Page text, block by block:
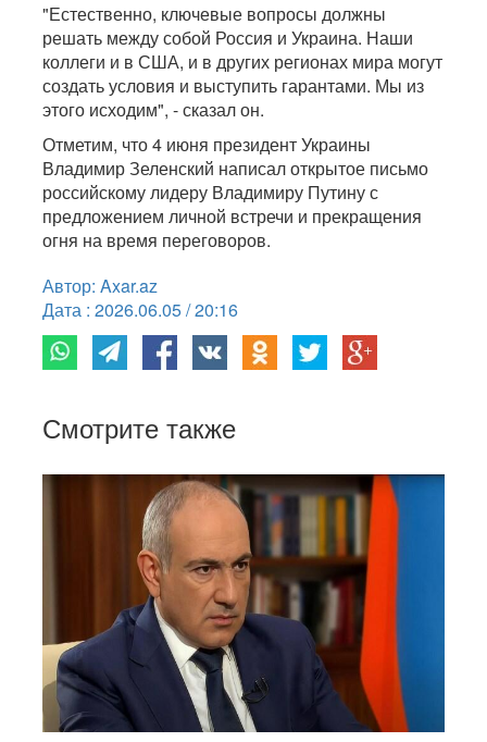
"Естественно, ключевые вопросы должны
решать между собой Россия и Украина. Наши
коллеги и в США, и в других регионах мира могут
создать условия и выступить гарантами. Мы из
этого исходим", - сказал он.
Отметим, что 4 июня президент Украины
Владимир Зеленский написал открытое письмо
российскому лидеру Владимиру Путину с
предложением личной встречи и прекращения
огня на время переговоров.
Автор: Axar.az
Дата : 2026.06.05 / 20:16
Смотрите также